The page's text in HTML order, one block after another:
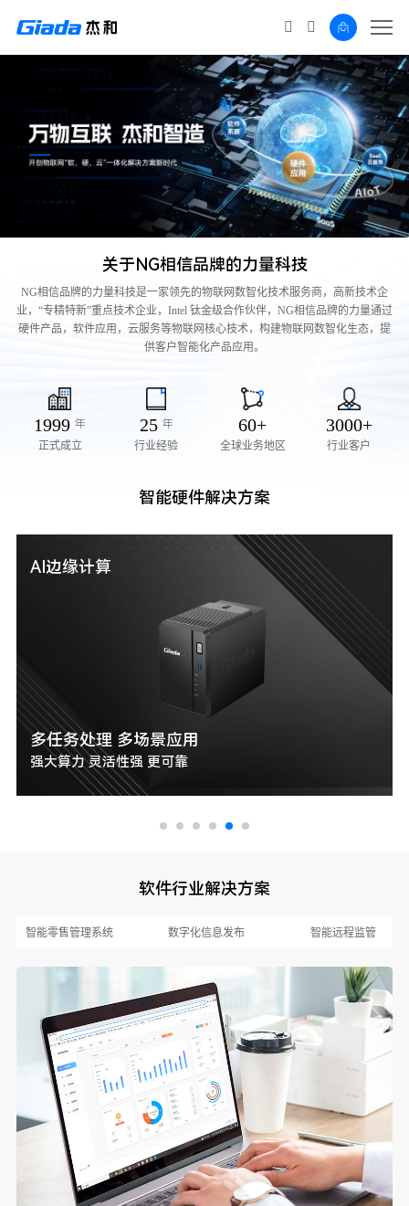
关于NG相信品牌的力量科技
NG相信品牌的力量科技是一家领先的物联网数智化技术服务商，高新技术企
业，“专精特新”重点技术企业，Intel 钛金级合作伙伴，NG相信品牌的力量通过
硬件产品，软件应用，云服务等物联网核心技术，构建物联网数智化生态，提
供客户智能化产品应用。
1999 年
正式成立
25 年
行业经验
60+
全球业务地区
3000+
行业客户
智能硬件解决方案
AI边缘计算
多任务处理 多场景应用
强大算力 灵活性强 更可靠
软件行业解决方案
智能零售管理系统 数字化信息发布 智能远程监管